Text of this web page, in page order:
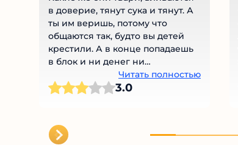
в доверие, тянут сука и тянут. А
ты им веришь, потому что
общаются так, будто вы детей
крестили. А в конце попадаешь
в блок и ни денег ни
вымышленного кума нет. Я прям
разочарован.
Читать полностью
3.0